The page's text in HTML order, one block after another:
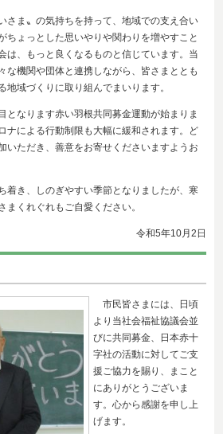
さま〟の気持ちを持って、地域での支え合い
ちょっとした思いやりや関わりを増やすこと
は、もっと良くなるものと信じています。当
な機関や団体と連携しながら、皆さまととも
地域づくりに取り組んでまいります。
なります赤い羽根共同募金運動が始まりま
ナによる行動制限も大幅に緩和されます。ど
いただき、善意をお寄せくださいますようお
着き、しのぎやすい季節となりましたが、寒
まくれぐれもご自愛ください。
令和5年10月2日
市民皆さまには、日頃
より当社会福祉協議会並
びに共同募金、日本赤十
字社の活動に対してご支
援ご協力を賜り、まこと
にありがとうございま
す。心から感謝を申し上
げます。